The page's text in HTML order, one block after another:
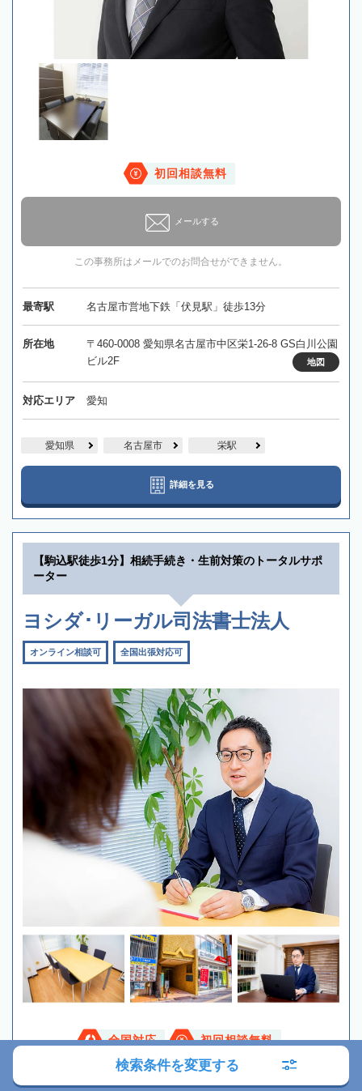
初回相談無料
メールする
この事務所はメールでのお問合せができません。
最寄駅 名古屋市営地下鉄「伏見駅」徒歩13分
所在地
〒460-0008 愛知県名古屋市中区栄1-26-8 GS白川公園
ビル2F
地図
対応エリア 愛知
愛知県 名古屋市 栄駅
詳細を見る
【駒込駅徒歩1分】相続手続き・生前対策のトータルサポ
ーター
ヨシダ･リーガル司法書士法人
オンライン相談可 全国出張対応可
全国対応 初回相談無料
現在営業中 9:00～18:00
検索条件を変更する